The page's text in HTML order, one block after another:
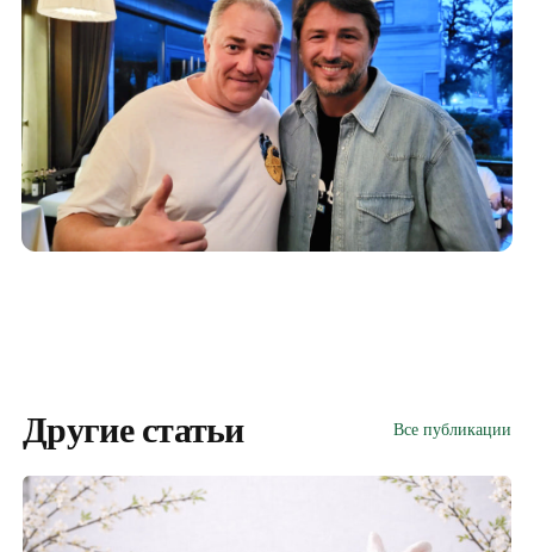
Другие статьи Все публикации